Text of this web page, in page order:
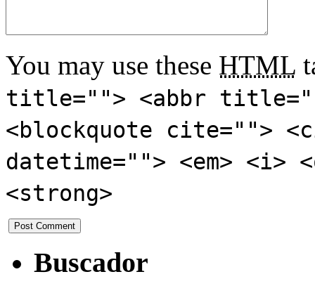
You may use these HTML
title=""> <abbr
<blockquote cite="">
datetime=""> <em>
<strong>
Buscador